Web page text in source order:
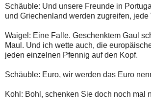
Schäuble: Und unsere Freunde in
und Griechenland werden zugreifen, jede
Waigel: Eine Falle. Geschenktem Gaul
Maul. Und ich wette auch, die
jeden einzelnen Pfennig auf den Kopf.
Schäuble: Euro, wir werden das Euro
Kohl: Bohl, schenken Sie doch noch mal